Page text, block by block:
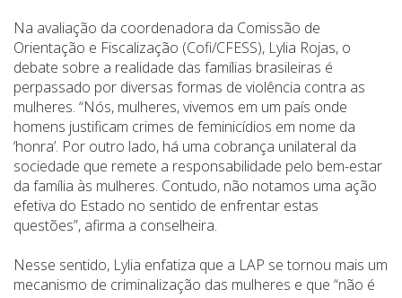
Na avaliação da coordenadora da Comissão de
Orientação e Fiscalização (Cofi/CFESS), Lylia Rojas, o
debate sobre a realidade das famílias brasileiras é
perpassado por diversas formas de violência contra as
mulheres. “Nós, mulheres, vivemos em um país onde
homens justificam crimes de feminicídios em nome da
‘honra’. Por outro lado, há uma cobrança unilateral da
sociedade que remete a responsabilidade pelo bem-estar
da família às mulheres. Contudo, não notamos uma ação
efetiva do Estado no sentido de enfrentar estas
questões”, afirma a conselheira.
Nesse sentido, Lylia enfatiza que a LAP se tornou mais um
mecanismo de criminalização das mulheres e que “não é